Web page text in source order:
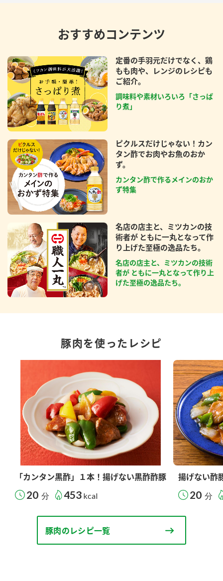
おすすめコンテンツ
定番の手羽元だけでなく、鶏
もも肉や、レンジのレシピも
ご紹介。
調味料や素材いろいろ「さっぱ
り煮」
ピクルスだけじゃない！カン
タン酢でお肉やお魚のおか
ず。
カンタン酢で作るメインのおか
ず特集
名店の店主と、ミツカンの技
術者が ともに一丸となって作
り上げた至極の逸品たち。
名店の店主と、ミツカンの技術
者が ともに一丸となって作り上
げた至極の逸品たち。
豚肉を使ったレシピ
「カンタン黒酢」１本！揚げない黒酢酢豚
20 分 453 kcal
揚げない酢
20 分
豚肉のレシピ一覧